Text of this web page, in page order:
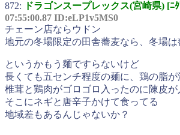
872: ドラゴンスープレックス(宮崎県) [ﾆ
07:55:00.87 ID:eLP1v5MS0
チェーン店ならウドン
地元の冬場限定の田舎蕎麦なら、冬場は
というかもう麺ですらないけど
長くても五センチ程度の麺に、鶏の脂
椎茸と鶏肉がゴロゴロ入ったのに陳皮が
そこにネギと唐辛子かけて食ってる
地域差もあるんじゃないか？